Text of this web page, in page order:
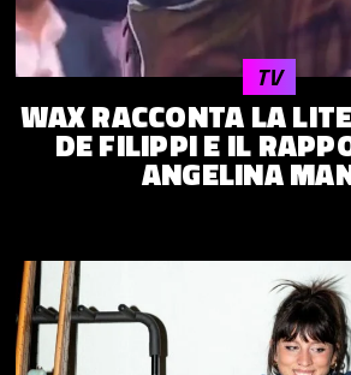
WAX RACCONTA LA
DE FILIPPI E IL
ANGELINA
TV